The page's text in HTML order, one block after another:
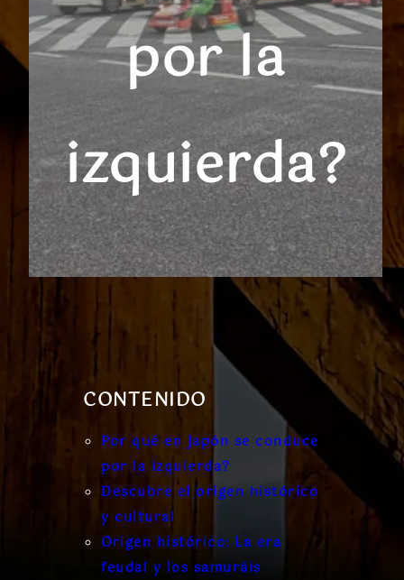
por la
izquierda?
CONTENIDO
Por qué en Japón se conduce
por la izquierda?
Descubre el origen histórico
y cultural
Origen histórico: La era
feudal y los samuráis